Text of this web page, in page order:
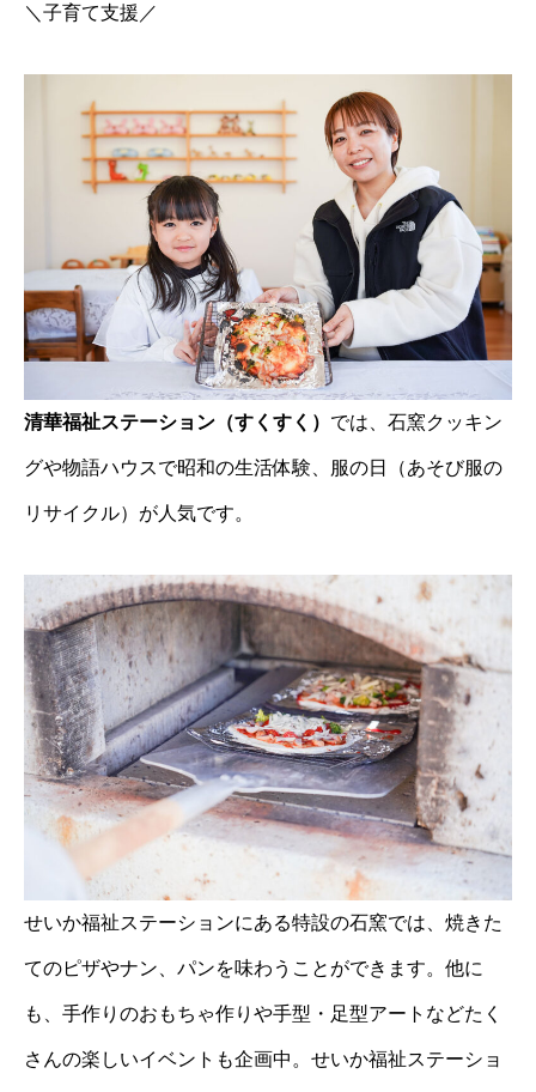
＼子育て支援／
清華福祉ステーション（すくすく） では、石窯クッキン
グや物語ハウスで昭和の生活体験、服の日（あそび服の
リサイクル）が人気です。
せいか福祉ステーションにある特設の石窯では、焼きた
てのピザやナン、パンを味わうことができます。他に
も、手作りのおもちゃ作りや手型・足型アートなどたく
さんの楽しいイベントも企画中。せいか福祉ステーショ